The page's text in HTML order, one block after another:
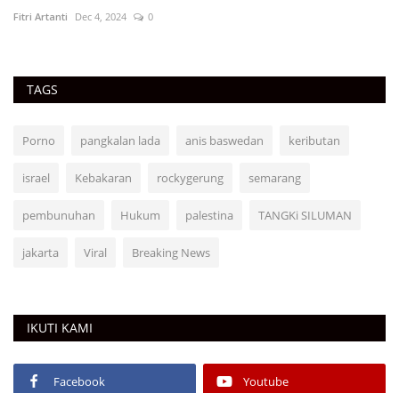
Fitri Artanti Dec 4, 2024 0
TAGS
Porno pangkalan lada anis baswedan keributan
israel Kebakaran rockygerung semarang
pembunuhan Hukum palestina TANGKi SILUMAN
jakarta Viral Breaking News
IKUTI KAMI
Facebook Youtube